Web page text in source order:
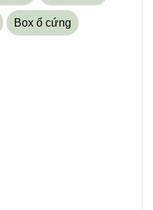
Box ổ cứng